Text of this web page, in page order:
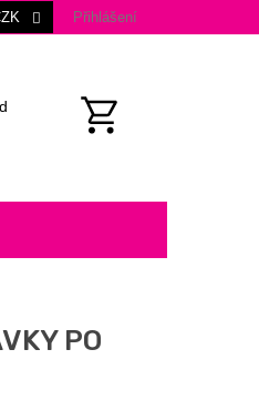
Přihlášení
PO